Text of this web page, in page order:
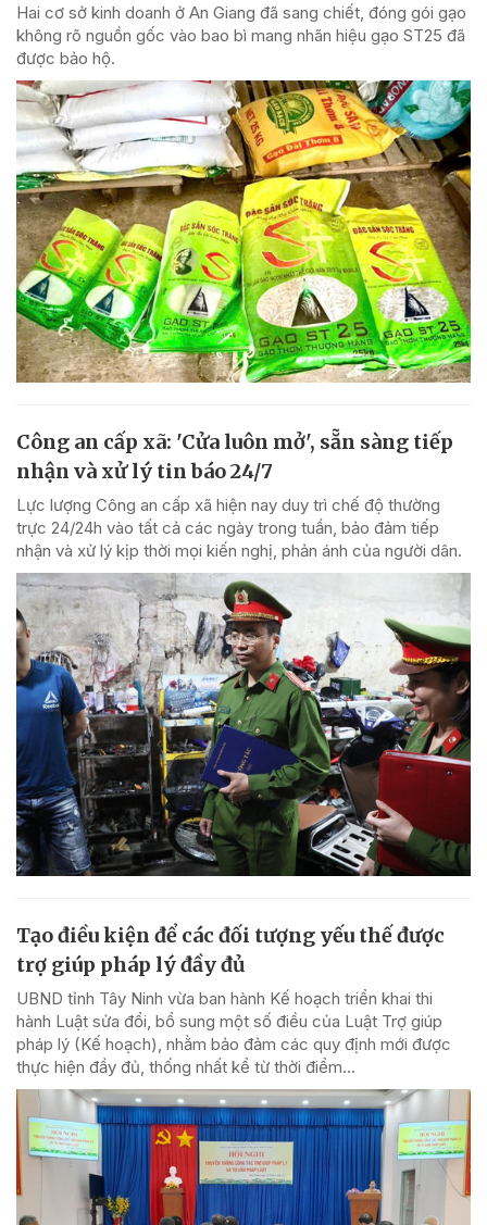
Hai cơ sở kinh doanh ở An Giang đã sang chiết, đóng gói gạo
không rõ nguồn gốc vào bao bì mang nhãn hiệu gạo ST25 đã
được bảo hộ.
Công an cấp xã: 'Cửa luôn mở', sẵn sàng tiếp
nhận và xử lý tin báo 24/7
Lực lượng Công an cấp xã hiện nay duy trì chế độ thường
trực 24/24h vào tất cả các ngày trong tuần, bảo đảm tiếp
nhận và xử lý kịp thời mọi kiến nghị, phản ánh của người dân.
Tạo điều kiện để các đối tượng yếu thế được
trợ giúp pháp lý đầy đủ
UBND tỉnh Tây Ninh vừa ban hành Kế hoạch triển khai thi
hành Luật sửa đổi, bổ sung một số điều của Luật Trợ giúp
pháp lý (Kế hoạch), nhằm bảo đảm các quy định mới được
thực hiện đầy đủ, thống nhất kể từ thời điểm...